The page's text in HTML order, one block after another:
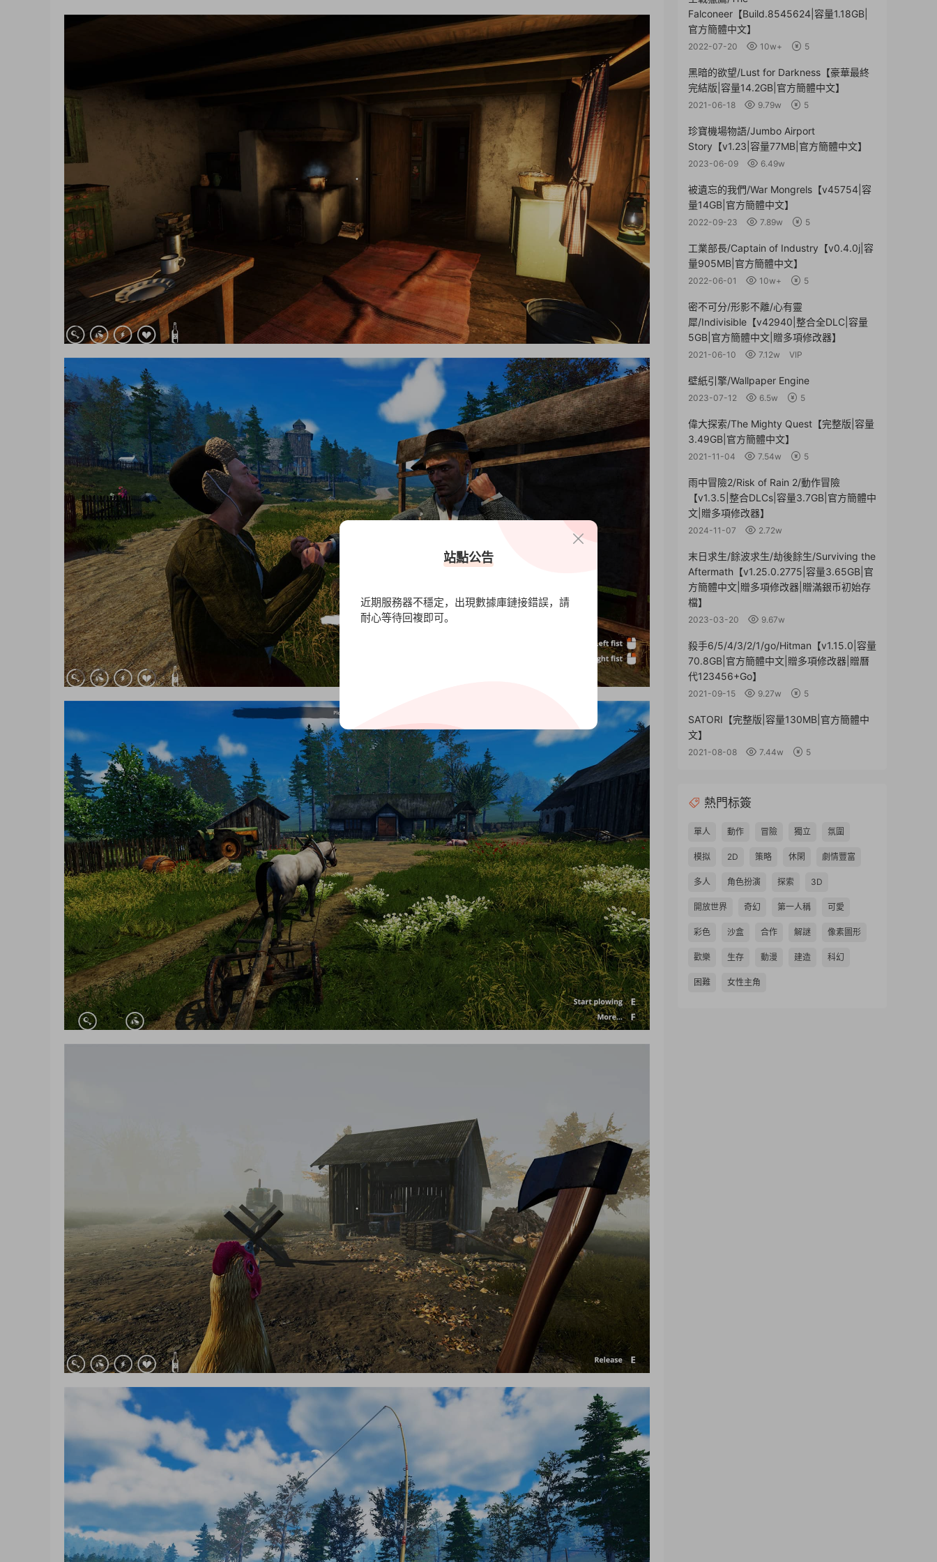
Falconeer【Build.8545624|容量1.18GB|
官方簡體中文】
2022-07-20 10w+ 5
黑暗的欲望/Lust for Darkness【豪華最終
完結版|容量14.2GB|官方簡體中文】
2021-06-18 9.79w 5
珍寶機場物語/Jumbo Airport
Story【v1.23|容量77MB|官方簡體中文】
2023-06-09 6.49w
被遺忘的我們/War Mongrels【v45754|容
量14GB|官方簡體中文】
2022-09-23 7.89w 5
工業部長/Captain of Industry【v0.4.0j|容
量905MB|官方簡體中文】
2022-06-01 10w+ 5
密不可分/形影不離/心有靈
犀/Indivisible【v42940|整合全DLC|容量
5GB|官方簡體中文|贈多項修改器】
2021-06-10 7.12w VIP
壁紙引擎/Wallpaper Engine
2023-07-12 6.5w 5
偉大探索/The Mighty Quest【完整版|容量
3.49GB|官方簡體中文】
2021-11-04 7.54w 5
雨中冒險2/Risk of Rain 2/動作冒險
【v1.3.5|整合DLCs|容量3.7GB|官方簡體中
文|贈多項修改器】
2024-11-07 2.72w
末日求生/餘波求生/劫後餘生/Surviving the
Aftermath【v1.25.0.2775|容量3.65GB|官
方簡體中文|贈多項修改器|贈滿銀币初始存
檔】
2023-03-20 9.67w
殺手6/5/4/3/2/1/go/Hitman【v1.15.0|容量
70.8GB|官方簡體中文|贈多項修改器|贈曆
代123456+Go】
2021-09-15 9.27w 5
SATORI【完整版|容量130MB|官方簡體中
文】
2021-08-08 7.44w 5
熱門标簽
單人 動作 冒險 獨立 氛圍
模拟 2D 策略 休閑 劇情豐富
多人 角色扮演 探索 3D
開放世界 奇幻 第一人稱 可愛
彩色 沙盒 合作 解謎 像素圖形
歡樂 生存 動漫 建造 科幻
困難 女性主角
站點公告
近期服務器不穩定，出現數據庫鏈接錯誤，請
耐心等待回複即可。